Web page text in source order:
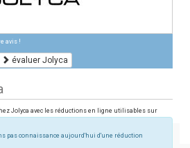
avis !
évaluer Jolyca
Jolyca avec les réductions en ligne utilisables sur
pas connaissance aujourd'hui d'une réduction